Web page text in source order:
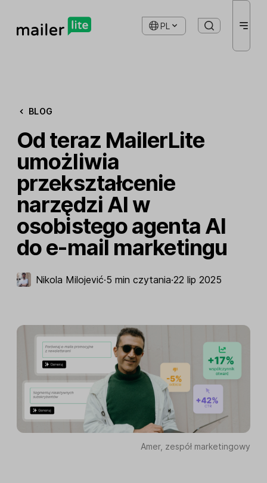
PL
BLOG
Od teraz MailerLite
umożliwia
przekształcenie
narzędzi AI w
osobistego agenta AI
do e-mail marketingu
Nikola Milojević·5 min czytania·22 lip 2025
Amer, zespół marketingowy